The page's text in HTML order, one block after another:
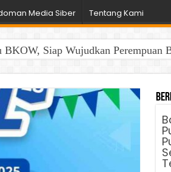
Media Siber Tentang Kami
Siap Wujudkan